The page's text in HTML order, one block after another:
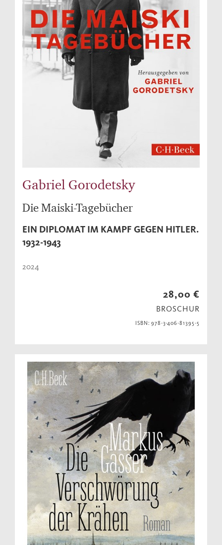
Gabriel Gorodetsky
Die Maiski-Tagebücher
EIN DIPLOMAT IM KAMPF GEGEN HITLER.
1932-1943
2024
28,00 €
BROSCHUR
ISBN: 978-3-406-81395-5